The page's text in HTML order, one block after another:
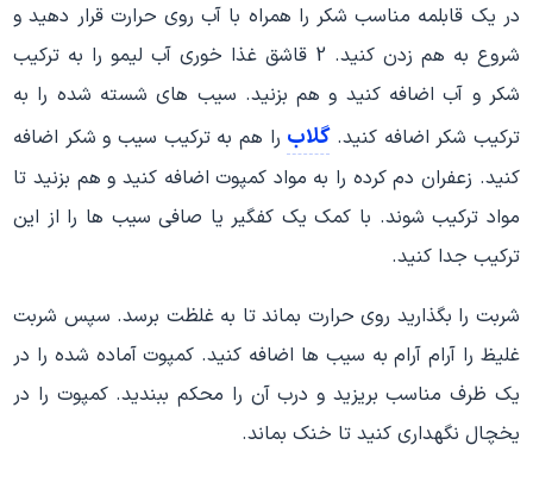
در یک قابلمه مناسب شکر را همراه با آب روی حرارت قرار دهید و
شروع به هم زدن کنید. 2 قاشق غذا خوری آب لیمو را به ترکیب
شکر و آب اضافه کنید و هم بزنید. سیب های شسته شده را به
ترکیب شکر اضافه کنید.گلاب را هم به ترکیب سیب و شکر اضافه
کنید. زعفران دم کرده را به مواد کمپوت اضافه کنید و هم بزنید تا
مواد ترکیب شوند. با کمک یک کفگیر یا صافی سیب ها را از این
ترکیب جدا کنید.
شربت را بگذارید روی حرارت بماند تا به غلظت برسد. سپس شربت
غلیظ را آرام آرام به سیب ها اضافه کنید. کمپوت آماده شده را در
یک ظرف مناسب بریزید و درب آن را محکم ببندید. کمپوت را در
یخچال نگهداری کنید تا خنک بماند.